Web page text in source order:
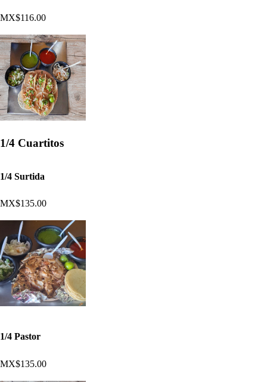
MX$116.00
1/4 Cuartitos
1/4 Surtida
MX$135.00
1/4 Pastor
MX$135.00